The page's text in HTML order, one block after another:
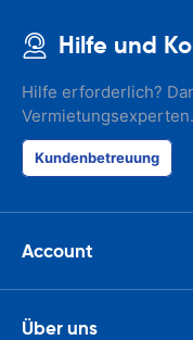
Hilfe und
Hilfe erforderlich?
Vermietungsexperten.
Kundenbetreuung
Account
Über uns